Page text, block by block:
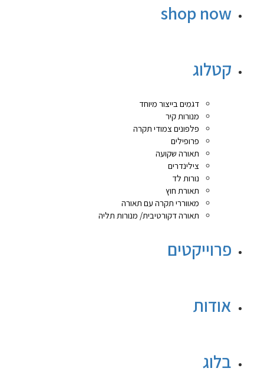
shop now
קטלוג
דגמים בייצור מיוחד
מנורות קיר
פלפונים צמודי תקרה
פרופילים
תאורה שקועה
צילינדרים
נורות לד
תאורת חוץ
מאווררי תקרה עם תאורה
תאורה דקורטיבית/ מנורות תליה
פרוייקטים
אודות
בלוג